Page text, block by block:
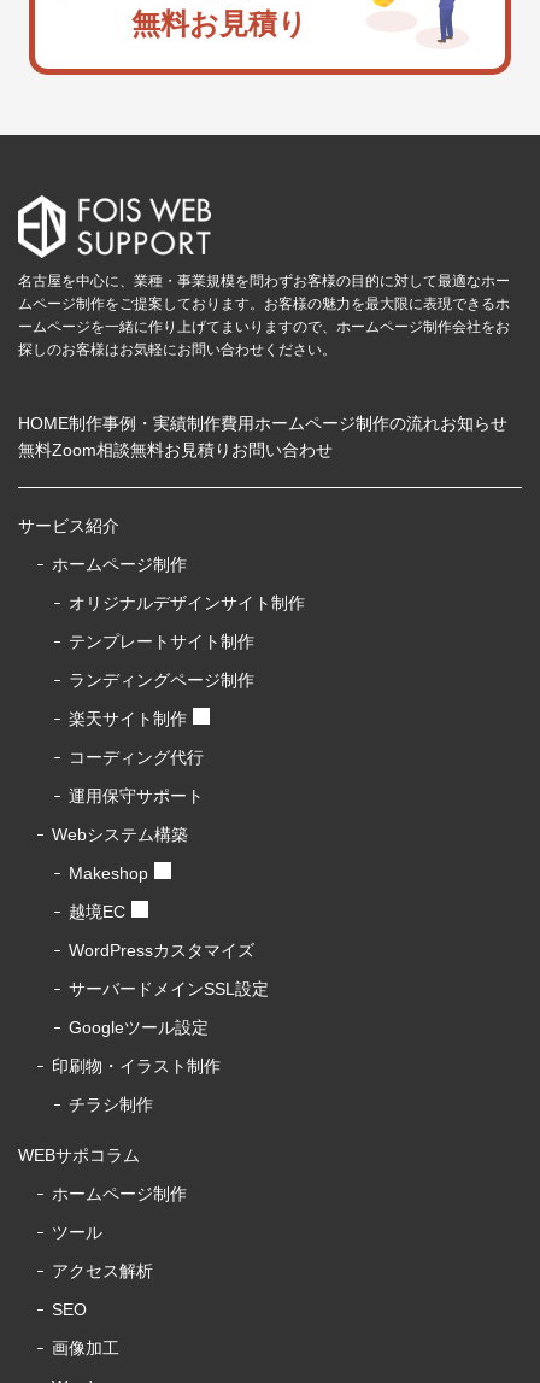
無料お見積り
名古屋を中心に、業種・事業規模を問わずお客様の目的に対して最適なホー
ムページ制作をご提案しております。お客様の魅力を最大限に表現できるホ
ームページを一緒に作り上げてまいりますので、ホームページ制作会社をお
探しのお客様はお気軽にお問い合わせください。
HOME制作事例・実績制作費用ホームページ制作の流れお知らせ
無料Zoom相談無料お見積り お問い合わせ
サービス紹介
ホームページ制作
オリジナルデザインサイト制作
テンプレートサイト制作
ランディングページ制作
楽天サイト制作
コーディング代行
運用保守サポート
Webシステム構築
Makeshop
越境EC
WordPressカスタマイズ
サーバードメインSSL設定
Googleツール設定
印刷物・イラスト制作
チラシ制作
WEBサポコラム
ホームページ制作
ツール
アクセス解析
SEO
画像加工